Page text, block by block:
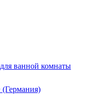
ванной комнаты